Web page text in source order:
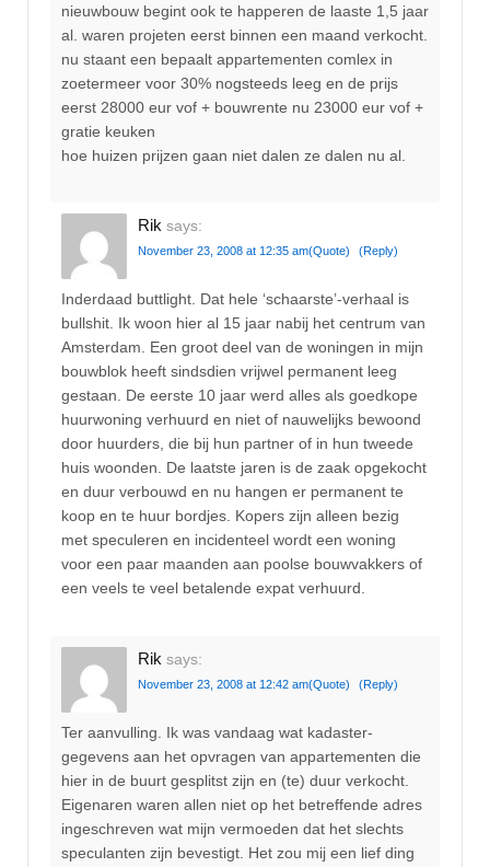
nieuwbouw begint ook te happeren de laaste 1,5 jaar
al. waren projeten eerst binnen een maand verkocht.
nu staant een bepaalt appartementen comlex in
zoetermeer voor 30% nogsteeds leeg en de prijs
eerst 28000 eur vof + bouwrente nu 23000 eur vof +
gratie keuken
hoe huizen prijzen gaan niet dalen ze dalen nu al.
Rik says:
November 23, 2008 at 12:35 am(Quote) (Reply)
Inderdaad buttlight. Dat hele ‘schaarste’-verhaal is
bullshit. Ik woon hier al 15 jaar nabij het centrum van
Amsterdam. Een groot deel van de woningen in mijn
bouwblok heeft sindsdien vrijwel permanent leeg
gestaan. De eerste 10 jaar werd alles als goedkope
huurwoning verhuurd en niet of nauwelijks bewoond
door huurders, die bij hun partner of in hun tweede
huis woonden. De laatste jaren is de zaak opgekocht
en duur verbouwd en nu hangen er permanent te
koop en te huur bordjes. Kopers zijn alleen bezig
met speculeren en incidenteel wordt een woning
voor een paar maanden aan poolse bouwvakkers of
een veels te veel betalende expat verhuurd.
Rik says:
November 23, 2008 at 12:42 am(Quote) (Reply)
Ter aanvulling. Ik was vandaag wat kadaster-
gegevens aan het opvragen van appartementen die
hier in de buurt gesplitst zijn en (te) duur verkocht.
Eigenaren waren allen niet op het betreffende adres
ingeschreven wat mijn vermoeden dat het slechts
speculanten zijn bevestigt. Het zou mij een lief ding